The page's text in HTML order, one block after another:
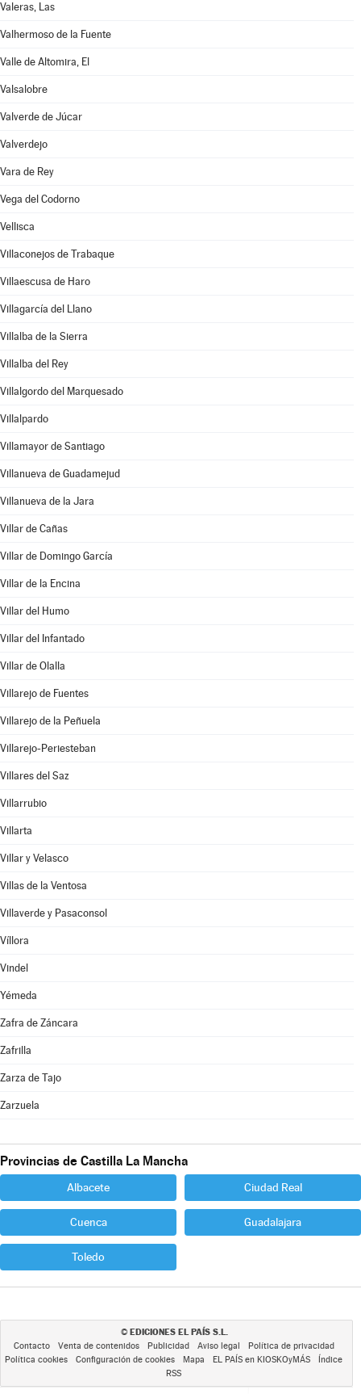
Valeras, Las
Valhermoso de la Fuente
Valle de Altomira, El
Valsalobre
Valverde de Júcar
Valverdejo
Vara de Rey
Vega del Codorno
Vellisca
Villaconejos de Trabaque
Villaescusa de Haro
Villagarcía del Llano
Villalba de la Sierra
Villalba del Rey
Villalgordo del Marquesado
Villalpardo
Villamayor de Santiago
Villanueva de Guadamejud
Villanueva de la Jara
Villar de Cañas
Villar de Domingo García
Villar de la Encina
Villar del Humo
Villar del Infantado
Villar de Olalla
Villarejo de Fuentes
Villarejo de la Peñuela
Villarejo-Periesteban
Villares del Saz
Villarrubio
Villarta
Villar y Velasco
Villas de la Ventosa
Villaverde y Pasaconsol
Víllora
Vindel
Yémeda
Zafra de Záncara
Zafrilla
Zarza de Tajo
Zarzuela
Provincias de Castilla La Mancha
Albacete Ciudad Real
Cuenca Guadalajara
Toledo
© EDICIONES EL PAÍS S.L.
Contacto Venta de contenidos Publicidad Aviso legal
Política de privacidad
Política cookies
Configuración de cookies Mapa EL PAÍS en KIOSKOyMÁS
Índice
RSS